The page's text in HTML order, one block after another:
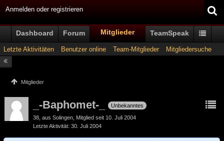
Anmelden oder registrieren
Dashboard Forum Mitglieder TeamSpeak
Letzte Aktivitäten Benutzer online Team-Mitglieder Mitgliedersuche
Mitglieder
_-Baphomet-_
Unbekanntes
38 aus Solingen Mitglied seit 10. Juli 2004
Letzte Aktivität 30. Juli 2004